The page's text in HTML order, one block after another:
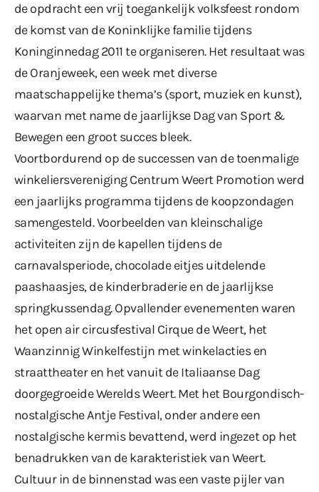
de opdracht een vrij toegankelijk volksfeest rondom
de komst van de Koninklijke familie tijdens
Koninginnedag 2011 te organiseren. Het resultaat was
de Oranjeweek, een week met diverse
maatschappelijke thema’s (sport, muziek en kunst),
waarvan met name de jaarlijkse Dag van Sport &
Bewegen een groot succes bleek.
Voortbordurend op de successen van de toenmalige
winkeliersvereniging Centrum Weert Promotion werd
een jaarlijks programma tijdens de koopzondagen
samengesteld. Voorbeelden van kleinschalige
activiteiten zijn de kapellen tijdens de
carnavalsperiode, chocolade eitjes uitdelende
paashaasjes, de kinderbraderie en de jaarlijkse
springkussendag. Opvallender evenementen waren
het open air circusfestival Cirque de Weert, het
Waanzinnig Winkelfestijn met winkelacties en
straattheater en het vanuit de Italiaanse Dag
doorgegroeide Werelds Weert. Met het Bourgondisch-
nostalgische Antje Festival, onder andere een
nostalgische kermis bevattend, werd ingezet op het
benadrukken van de karakteristiek van Weert.
Cultuur in de binnenstad was een vaste pijler van